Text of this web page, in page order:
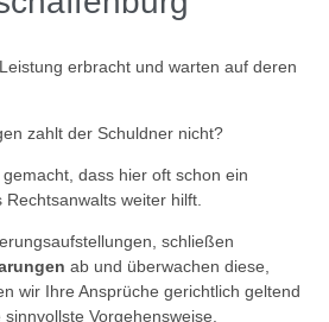
erbracht und warten auf deren
zahlt der Schuldner nicht?
dass hier oft schon ein
weiter hilft.
schließen
ab und überwachen diese,
wir Ihre Ansprüche gerichtlich geltend
Vorgehensweise.